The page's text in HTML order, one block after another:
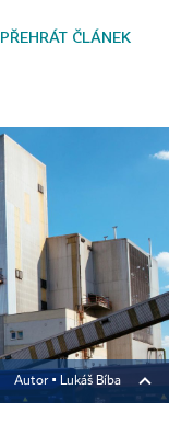
PŘEHRÁT ČLÁNEK
Autor ▪ Lukáš Bíba